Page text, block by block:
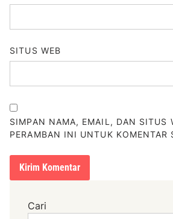
SITUS WEB
SIMPAN NAMA, EMAIL, DAN SITUS
PERAMBAN INI UNTUK KOMENTAR
Cari